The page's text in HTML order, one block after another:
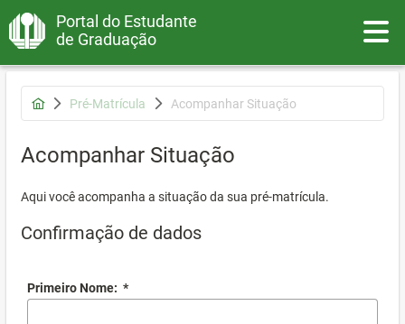
Portal do Estudante
de Graduação
Pré-Matrícula Acompanhar Situação
Acompanhar Situação
Aqui você acompanha a situação da sua pré-matrícula.
Confirmação de dados
Primeiro Nome: *